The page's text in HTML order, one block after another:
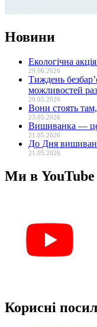
Новини
Екологічна
29.06.2026
Тиждень
можливостей
29.05.2026
Вони стоять
23.05.2026
Вишиванка — це
21.05.2026
До Дня
21.05.2026
Ми в YouTube
Корисні